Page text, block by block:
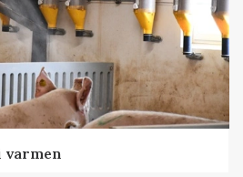
varmen